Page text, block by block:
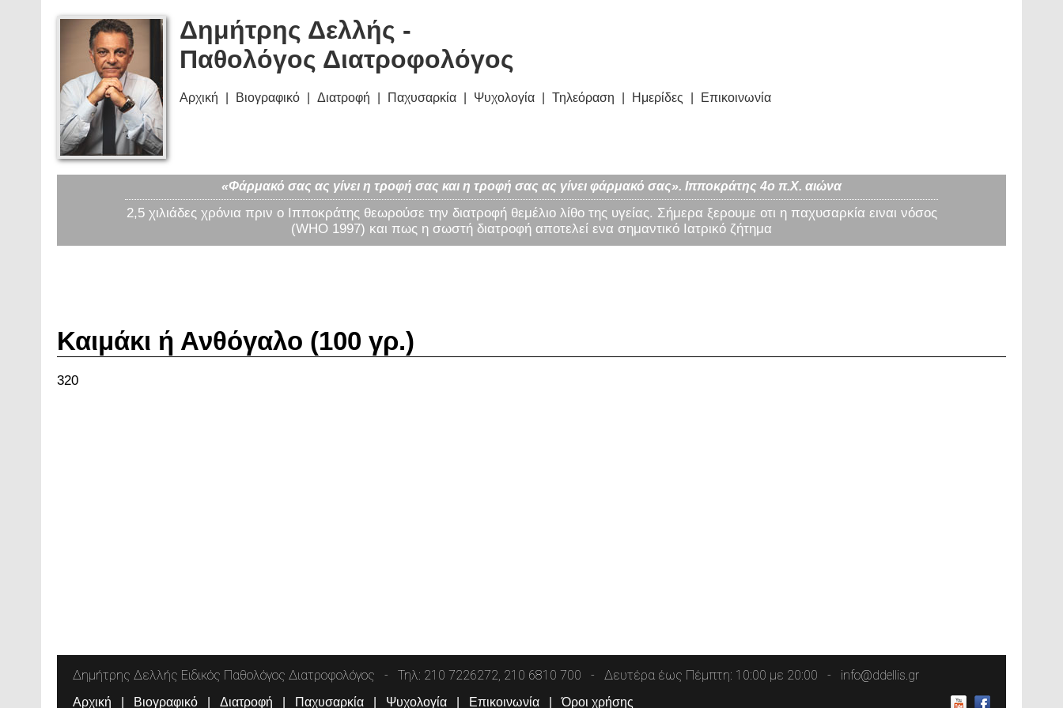
Δημήτρης Δελλής -
Παθολόγος Διατροφολόγος
Αρχική Βιογραφικό Διατροφή Παχυσαρκία Ψυχολογία Τηλεόραση Ημερίδες Επικοινωνία
«Φάρμακό σας ας γίνει η τροφή σας και η τροφή σας ας γίνει φάρμακό σας». Ιπποκράτης 4ο π.Χ. αιώνα
2,5 χιλιάδες χρόνια πριν ο Ιπποκράτης θεωρούσε την διατροφή θεμέλιο λίθο της υγείας. Σήμερα ξερουμε οτι η παχυσαρκία ειναι νόσος
(WHO 1997) και πως η σωστή διατροφή αποτελεί ενα σημαντικό Ιατρικό ζήτημα
Καιμάκι ή Ανθόγαλο (100 γρ.)
320
Δημήτρης Δελλής Ειδικός Παθολόγος Διατροφολόγος Τηλ: 210 7226272, 210 6810 700 Δευτέρα έως Πέμπτη: 10:00 με 20:00 info@ddellis.gr
Αρχική Βιογραφικό Διατροφή Παχυσαρκία Ψυχολογία Επικοινωνία Όροι χρήσης